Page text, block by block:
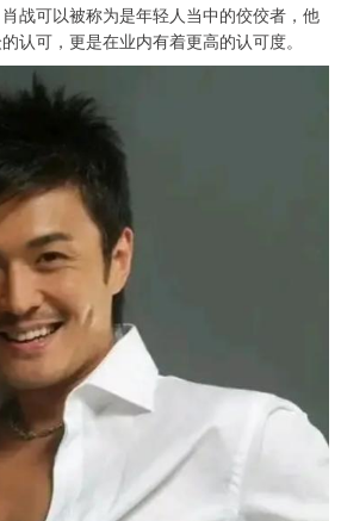
战可以被称为是年轻人当中的佼佼者，他
认可，更是在业内有着更高的认可度。